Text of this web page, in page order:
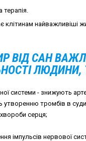
терапія.
клітинам найважливіші
ВІД САН
системи - знижують
утворенню тромбів в
серця;
імпульсів нервової